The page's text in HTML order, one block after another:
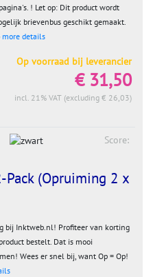
! Let op: Dit product wordt
brievenbus geschikt gemaakt.
more details
Op voorraad bij leverancier
€ 31,50
incl. 21% VAT (excluding € 26,03)
Score:
Pack (Opruiming 2 x
bij Inktweb.nl! Profiteer van korting
bestelt. Dat is mooi
Wees er snel bij, want Op = Op!